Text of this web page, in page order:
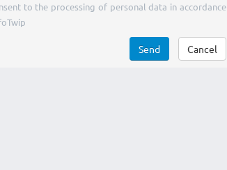
to the processing of personal data in accordance
Send Cancel